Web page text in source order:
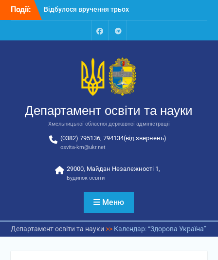
Перейти
Події:
Відбулося вручення трьох
автобусів для потреб
Відбулося засідання
освіти та науки обласної
державної адміністрації
Відбулась обласна
національно-патріотичне
виховання
FacebookTalegram
Департамент освіти та науки
Хмельницької обласної державної адміністрації
(0382) 795136, 794134(від.звернень)
osvita-km@ukr.net
29000, Майдан Незалежності 1,
Будинок освіти
Меню
Департамент освіти та науки >> Календар: “Здорова Україна”